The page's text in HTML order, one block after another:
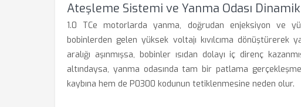
Ateşleme Sistemi ve Yanma Odası
1.0 TCe motorlarda yanma, doğrudan enjeksiyon ve
bobinlerden gelen yüksek voltajı kıvılcıma dönüştürerek
aralığı aşınmışsa, bobinler ısıdan dolayı iç direnç
altındaysa, yanma odasında tam bir patlama
kaybına hem de P0300 kodunun tetiklenmesine neden olur.